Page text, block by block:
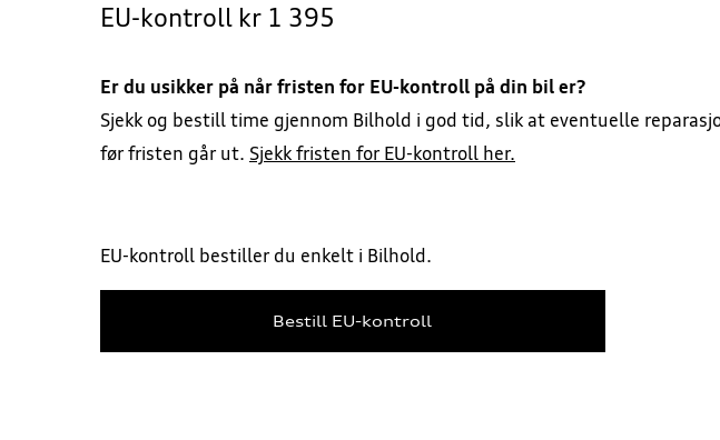
EU-kontroll kr 1 395
Er du usikker på når fristen for EU-kontroll på din bil er?
Sjekk og bestill time gjennom Bilhold i god tid, slik at eventuelle
før fristen går ut. Sjekk fristen for EU-kontroll her.
EU-kontroll bestiller du enkelt i Bilhold.
Bestill EU-kontroll